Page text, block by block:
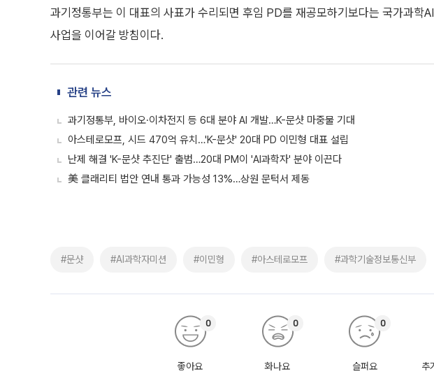
과기정통부는 이 대표의 사표가 수리되면 후임 PD를 재공모하기보다는 국가과학
사업을 이어갈 방침이다.
관련 뉴스
과기정통부, 바이오·이차전지 등 6대 분야 AI 개발…K-문샷 마중물 기대
아스테로모프, 시드 470억 유치…'K-문샷' 20대 PD 이민형 대표 설립
난제 해결 'K-문샷 추진단' 출범…20대 PM이 'AI과학자' 분야 이끈다
美 클래리티 법안 연내 통과 가능성 13%…상원 문턱서 제동
#문샷 #AI과학자미션 #이민형 #아스테로모프 #과학기술정보통신부
좋아요
0
화나요
0
슬퍼요
0
추